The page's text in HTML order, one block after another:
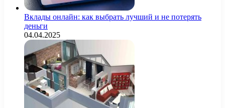
Вклады онлайн: как выбрать лучший и не потерять
деньги
04.04.2025